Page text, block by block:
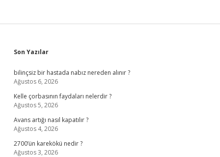
Sidebar
Son Yazılar
bilinçsiz bir hastada nabız nereden alınır ?
Ağustos 6, 2026
Kelle çorbasının faydaları nelerdir ?
Ağustos 5, 2026
Avans artığı nasıl kapatılır ?
Ağustos 4, 2026
2700’ün karekökü nedir ?
Ağustos 3, 2026